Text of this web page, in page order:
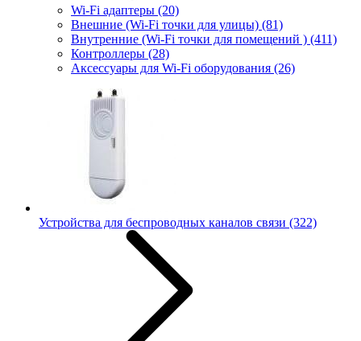
Wi-Fi адаптеры (20)
Внешние (Wi-Fi точки для улицы) (81)
Внутренние (Wi-Fi точки для помещений ) (411)
Контроллеры (28)
Аксессуары для Wi-Fi оборудования (26)
Устройства для беспроводных каналов связи (322)